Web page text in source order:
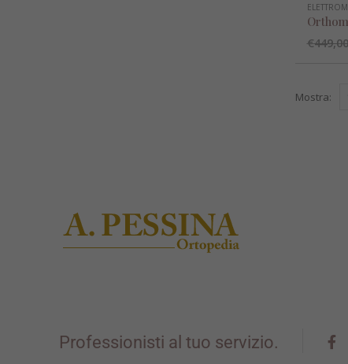
€449,00
Mostra:
Professionisti al tuo servizio.